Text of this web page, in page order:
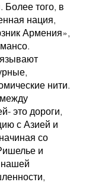
того, в
нация,
Армения»,
нити.
это дороги,
с Азией и
со
и
нашей